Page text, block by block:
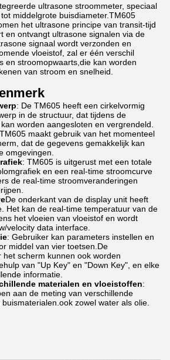
ultrasone stroommeter, speciaal
middelgrote buisdiameter.TM605
het ultrasone principe van transit-tijd
en ontvangt ultrasone signalen via de
signaal wordt verzonden en
vloeistof, zal er één verschil
en stroomopwaarts,die kan worden
van stroom en snelheid.
: De TM605 heeft een cirkelvormig
in de structuur, dat tijdens de
worden aangesloten en vergrendeld.
maakt gebruik van het momenteel
dat de gegevens gemakkelijk kan
omgevingen.
: TM605 is uitgerust met een totale
en een real-time stroomcurve
de real-time stroomveranderingen
De onderkant van de display unit heeft
Het kan de real-time temperatuur van de
het vloeien van vloeistof en wordt
velocity data interface.
: Gebruiker kan parameters instellen en
middel van vier toetsen.De
scherm kunnen ook worden
van "Up Key" en "Down Key", en elke
informatie.
materialen en vloeistoffen:
aan de meting van verschillende
zowel water als olie.